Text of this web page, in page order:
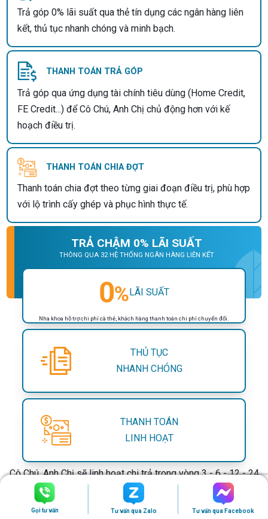
Trả góp 0% lãi suất qua thẻ tín dụng các ngân hàng liên
kết, thủ tục nhanh chóng và minh bạch.
THANH TOÁN TRẢ GÓP
Trả góp qua ứng dụng tài chính tiêu dùng (Home Credit,
FE Credit...) để Cô Chú, Anh Chị chủ động hơn với kế
hoạch điều trị.
THANH TOÁN CHIA ĐỢT
Thanh toán chia đợt theo từng giai đoạn điều trị, phù hợp
với lộ trình cấy ghép và phục hình thực tế.
TRẢ CHẬM 0% LÃI SUẤT
THÔNG QUA 32 HỆ THỐNG NGÂN HÀNG LIÊN KẾT
LÃI SUẤT
Nha khoa hỗ trợ chi phí cà thẻ, khách hàng thanh toán chi phí chuyển đổi.
THỦ TỤC
NHANH CHÓNG
THANH TOÁN
LINH HOẠT
Cô Chú, Anh Chị sẽ linh hoạt chi trả trong vòng 3 - 6 - 12 - 24
tháng.
** Lưu ý:Thời gian trả chậm phụ thuộc vào chính sách ngân
Gọi tư vấn Tư vấn qua Zalo Tư vấn qua Facebook